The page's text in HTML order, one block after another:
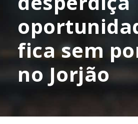
fica sem
no Jorjão